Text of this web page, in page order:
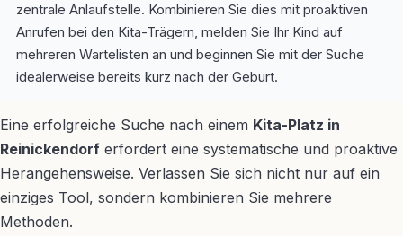
zentrale Anlaufstelle. Kombinieren Sie dies mit proaktiven
Anrufen bei den Kita-Trägern, melden Sie Ihr Kind auf
mehreren Wartelisten an und beginnen Sie mit der Suche
idealerweise bereits kurz nach der Geburt.
Eine erfolgreiche Suche nach einem Kita-Platz in
Reinickendorf erfordert eine systematische und proaktive
Herangehensweise. Verlassen Sie sich nicht nur auf ein
einziges Tool, sondern kombinieren Sie mehrere
Methoden.